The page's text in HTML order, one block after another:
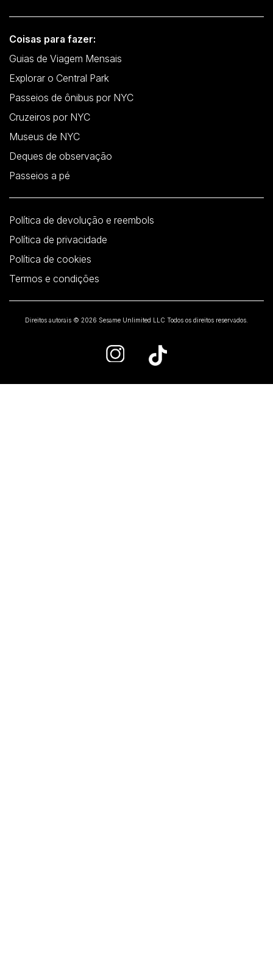
Coisas para fazer:
Guias de Viagem Mensais
Explorar o Central Park
Passeios de ônibus por NYC
Cruzeiros por NYC
Museus de NYC
Deques de observação
Passeios a pé
Política de devolução e reembols
Política de privacidade
Política de cookies
Termos e condições
Direitos autorais © 2026 Sesame Unlimited LLC Todos os direitos reservados.